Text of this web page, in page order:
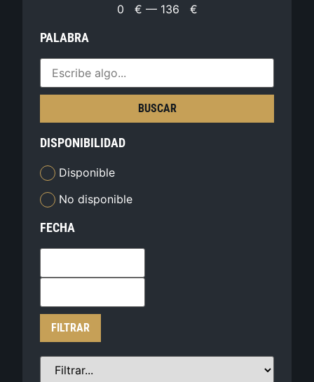
0 € — 136 €
PALABRA
BUSCAR
DISPONIBILIDAD
Disponible
No disponible
FECHA
FILTRAR